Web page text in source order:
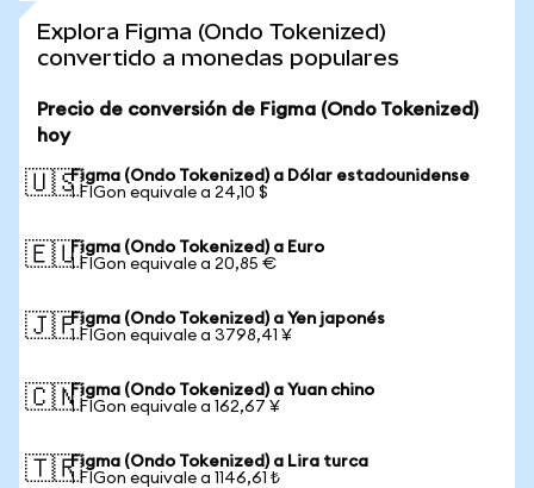
Explora Figma (Ondo Tokenized)
convertido a monedas populares
Precio de conversión de Figma (Ondo Tokenized)
hoy
🇺🇸Figma (Ondo Tokenized) a Dólar estadounidense
1 FIGon equivale a 24,10 $
🇪🇺Figma (Ondo Tokenized) a Euro
1 FIGon equivale a 20,85 €
🇯🇵Figma (Ondo Tokenized) a Yen japonés
1 FIGon equivale a 3798,41 ¥
🇨🇳Figma (Ondo Tokenized) a Yuan chino
1 FIGon equivale a 162,67 ¥
🇹🇷Figma (Ondo Tokenized) a Lira turca
1 FIGon equivale a 1146,61 ₺